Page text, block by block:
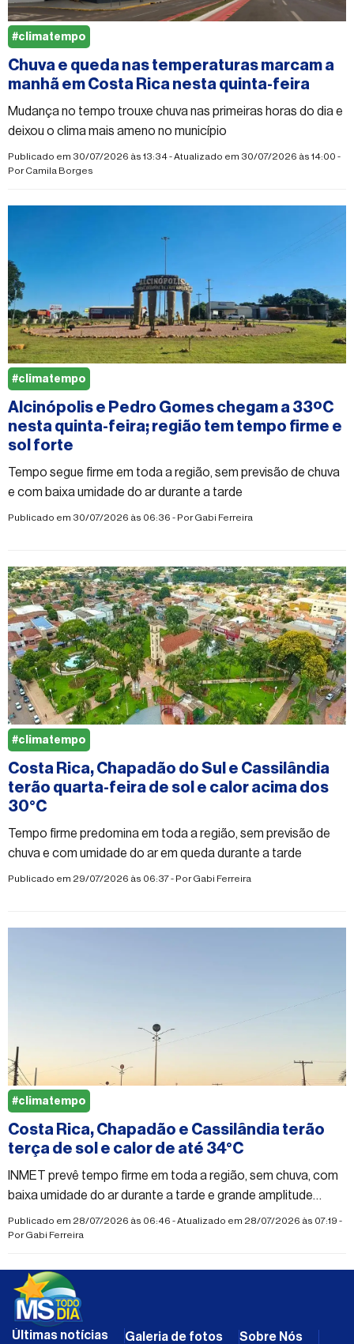
Chuva e queda nas temperaturas marcam a
manhã em Costa Rica nesta quinta-feira
Mudança no tempo trouxe chuva nas primeiras horas do dia e
deixou o clima mais ameno no município
Publicado em 30/07/2026 às 13:34 - Atualizado em 30/07/2026 às 14:00 -
PorCamila Borges
#climatempo
Alcinópolis e Pedro Gomes chegam a 33ºC
nesta quinta-feira; região tem tempo firme e
sol forte
Tempo segue firme em toda a região, sem previsão de chuva
e com baixa umidade do ar durante a tarde
Publicado em 30/07/2026 às 06:36 - PorGabi Ferreira
#climatempo
Costa Rica, Chapadão do Sul e Cassilândia
terão quarta-feira de sol e calor acima dos
30°C
Tempo firme predomina em toda a região, sem previsão de
chuva e com umidade do ar em queda durante a tarde
Publicado em 29/07/2026 às 06:37 - PorGabi Ferreira
#climatempo
Costa Rica, Chapadão e Cassilândia terão
terça de sol e calor de até 34°C
INMET prevê tempo firme em toda a região, sem chuva, com
baixa umidade do ar durante a tarde e grande amplitude
térmica entre a manhã e a tarde
Publicado em 28/07/2026 às 06:46 - Atualizado em 28/07/2026 às 07:19 -
PorGabi Ferreira
#climatempo
Últimas notícias Galeria de fotos
Sobre Nós